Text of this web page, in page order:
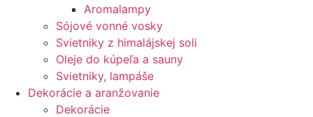
Aromalampy
Sójové vonné vosky
Svietniky z himalájskej soli
Oleje do kúpeľa a sauny
Svietniky, lampáše
Dekorácie a aranžovanie
Dekorácie